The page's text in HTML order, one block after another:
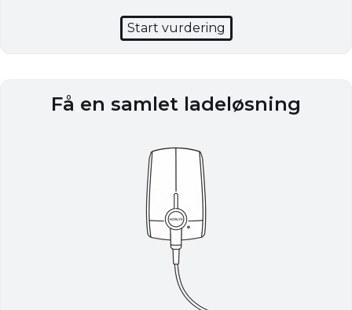
Start vurdering
Få en samlet ladeløsning